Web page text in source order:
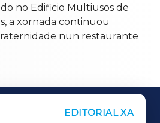
no Edificio Multiusos de
a xornada continuou
nun restaurante
EDITORIAL XA